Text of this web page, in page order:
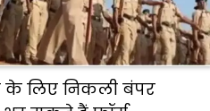
के लिए निकली बंपर